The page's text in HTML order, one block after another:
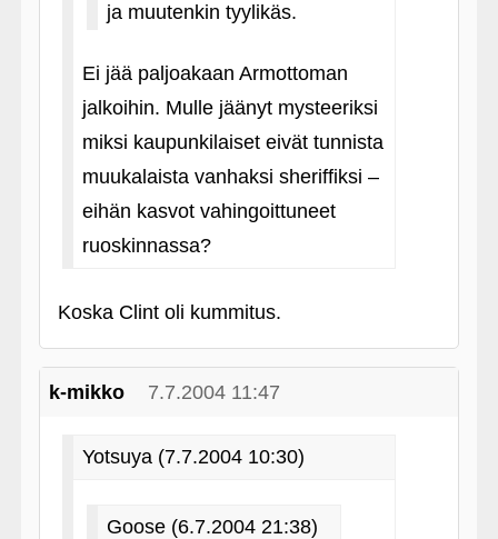
ja muutenkin tyylikäs.
Ei jää paljoakaan Armottoman
jalkoihin. Mulle jäänyt mysteeriksi
miksi kaupunkilaiset eivät tunnista
muukalaista vanhaksi sheriffiksi –
eihän kasvot vahingoittuneet
ruoskinnassa?
Koska Clint oli kummitus.
k-mikko 7.7.2004 11:47
Yotsuya (7.7.2004 10:30)
Goose (6.7.2004 21:38)